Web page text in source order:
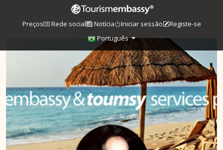
Preços Rede social Notícia Iniciar sessão
Registe-se
Português